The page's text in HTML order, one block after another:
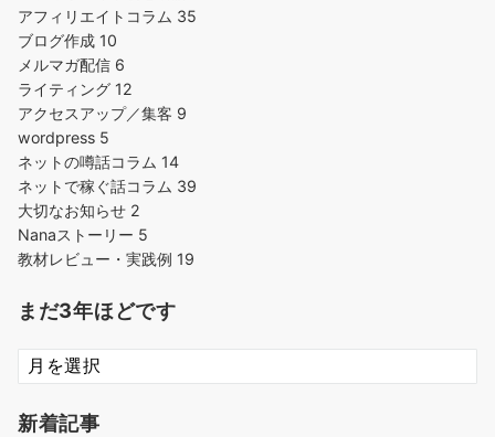
アフィリエイトコラム 35
ブログ作成 10
メルマガ配信 6
ライティング 12
アクセスアップ／集客 9
wordpress 5
ネットの噂話コラム 14
ネットで稼ぐ話コラム 39
大切なお知らせ 2
Nanaストーリー 5
教材レビュー・実践例 19
まだ3年ほどです
ま
だ
年
新着記事